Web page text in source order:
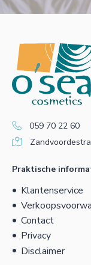
059 70 22 60
Praktische
Klantenservice
Contact
Privacy
Disclaimer